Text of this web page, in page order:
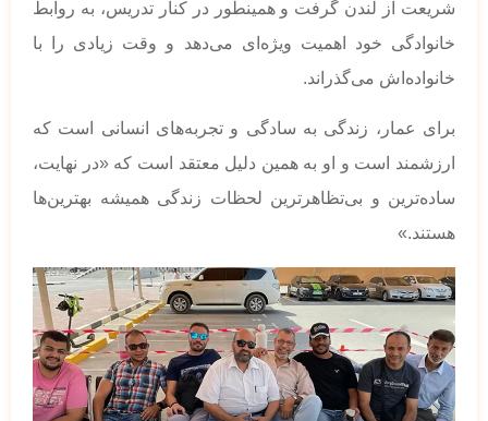
شریعت از لندن گرفت و همینطور در کنار تدریس، به روابط
خانوادگی خود اهمیت ویژه‌ای می‌دهد و وقت زیادی را با
خانواده‌اش می‌گذراند.
برای عمار، زندگی به سادگی و تجربه‌های انسانی است که
ارزشمند است و او به همین دلیل معتقد است که «در نهایت،
ساده‌ترین و بی‌تظاهرترین لحظات زندگی همیشه بهترین‌ها
هستند.»